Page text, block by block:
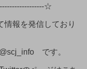
☆
報を発信しており
です。